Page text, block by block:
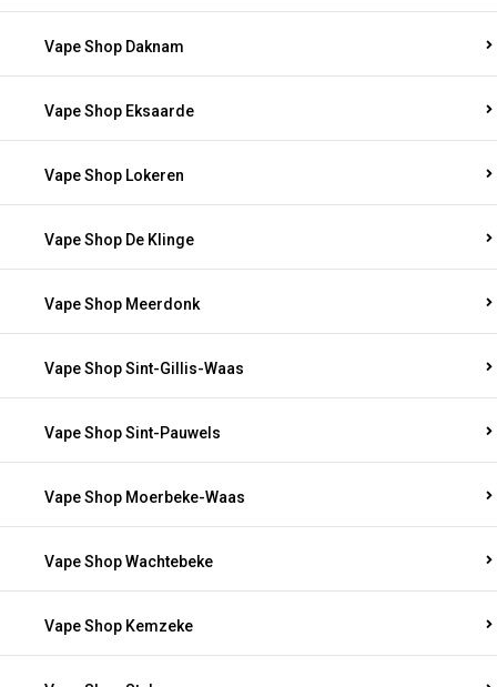
Vape Shop Daknam
Vape Shop Eksaarde
Vape Shop Lokeren
Vape Shop De Klinge
Vape Shop Meerdonk
Vape Shop Sint-Gillis-Waas
Vape Shop Sint-Pauwels
Vape Shop Moerbeke-Waas
Vape Shop Wachtebeke
Vape Shop Kemzeke